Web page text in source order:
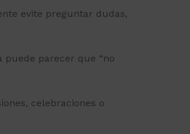
evite preguntar dudas,
puede parecer que “no
celebraciones o